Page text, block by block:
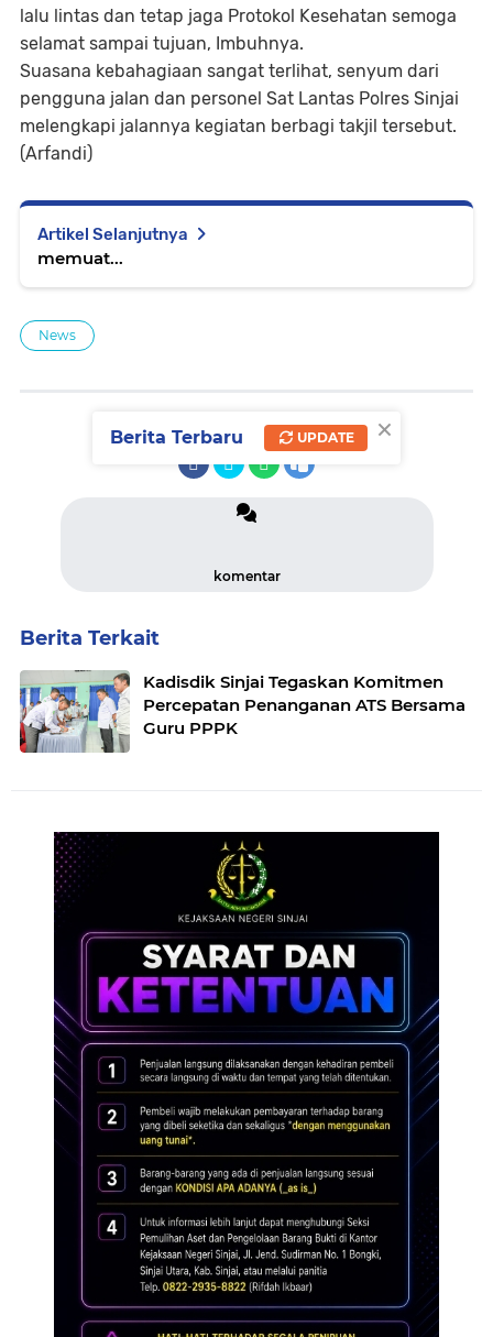
lalu lintas dan tetap jaga Protokol Kesehatan semoga
selamat sampai tujuan, Imbuhnya.
Suasana kebahagiaan sangat terlihat, senyum dari
pengguna jalan dan personel Sat Lantas Polres Sinjai
melengkapi jalannya kegiatan berbagi takjil tersebut.
(Arfandi)
Artikel Selanjutnya
memuat...
News
SHARE
komentar
Berita Terkait
Kadisdik Sinjai Tegaskan Komitmen
Percepatan Penanganan ATS Bersama
Guru PPPK
×
Berita Terbaru UPDATE